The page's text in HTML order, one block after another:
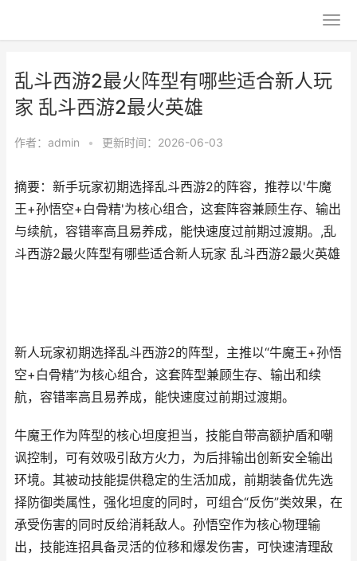
乱斗西游2最火阵型有哪些适合新人玩
家 乱斗西游2最火英雄
作者： admin • 更新时间：2026-06-03
摘要：新手玩家初期选择乱斗西游2的阵容，推荐以'牛魔
王+孙悟空+白骨精'为核心组合，这套阵容兼顾生存、输出
与续航，容错率高且易养成，能快速度过前期过渡期。,乱
斗西游2最火阵型有哪些适合新人玩家 乱斗西游2最火英雄
新人玩家初期选择乱斗西游2的阵型，主推以“牛魔王+孙悟
空+白骨精”为核心组合，这套阵型兼顾生存、输出和续
航，容错率高且易养成，能快速度过前期过渡期。
牛魔王作为阵型的核心坦度担当，技能自带高额护盾和嘲
讽控制，可有效吸引敌方火力，为后排输出创新安全输出
环境。其被动技能提供稳定的生活加成，前期装备优先选
择防御类属性，强化坦度的同时，可组合“反伤”类效果，在
承受伤害的同时反给消耗敌人。孙悟空作为核心物理输
出，技能连招具备灵活的位移和爆发伤害，可快速清理敌